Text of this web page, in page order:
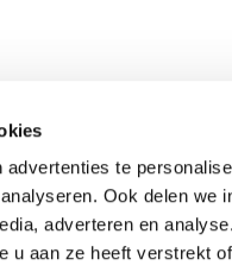
te
Ook delen we
adverteren en
u aan ze heeft verstrekt